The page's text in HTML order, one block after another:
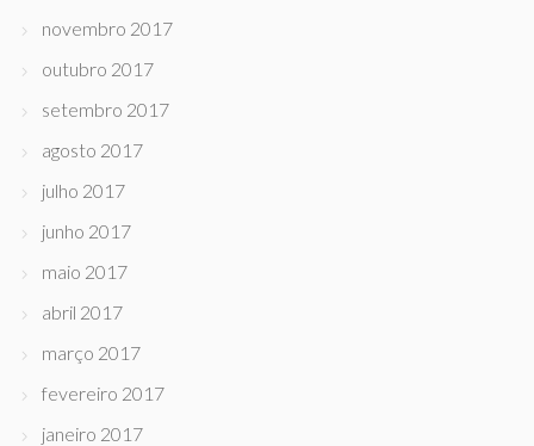
novembro 2017
outubro 2017
setembro 2017
agosto 2017
julho 2017
junho 2017
maio 2017
abril 2017
março 2017
fevereiro 2017
janeiro 2017